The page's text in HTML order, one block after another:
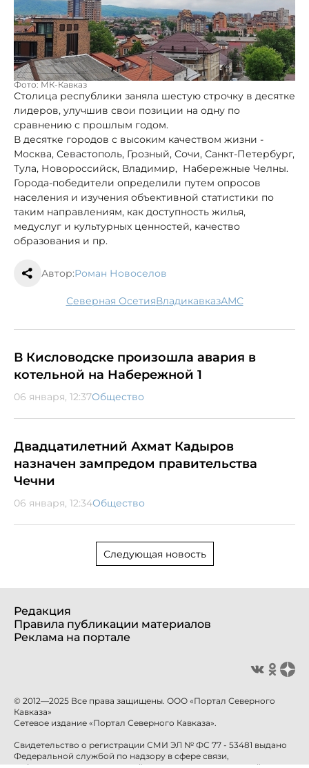
Фото: МК-Кавказ
Столица республики заняла шестую строчку в десятке
лидеров, улучшив свои позиции на одну по
сравнению с прошлым годом.
В десятке городов с высоким качеством жизни -
Москва, Севастополь, Грозный, Сочи, Санкт-Петербург,
Тула, Новороссийск, Владимир, Набережные Челны.
Города-победители определили путем опросов
населения и изучения объективной статистики по
таким направлениям, как доступность жилья,
медуслуг и культурных ценностей, качество
образования и пр.
Автор:Роман Новоселов
Северная Осетия Владикавказ АМС
В Кисловодске произошла авария в
котельной на Набережной 1
06 января, 12:37Общество
Двадцатилетний Ахмат Кадыров
назначен зампредом правительства
Чечни
06 января, 12:34Общество
Следующая новость
Редакция
Правила публикации материалов
Реклама на портале
© 2012—2025 Все права защищены. ООО «Портал Северного
Кавказа»
Сетевое издание «Портал Северного Кавказа».
Свидетельство о регистрации СМИ ЭЛ № ФС 77 - 53481 выдано
Федеральной службой по надзору в сфере связи,